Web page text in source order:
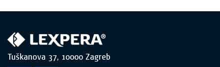
Tuškanova 37, 10000 Zagreb